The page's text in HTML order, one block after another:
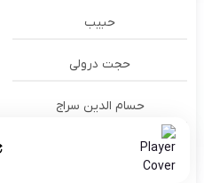
حبیب
حجت درولی
حسام الدين سراج
حسام الدین موسوی و طهمورث